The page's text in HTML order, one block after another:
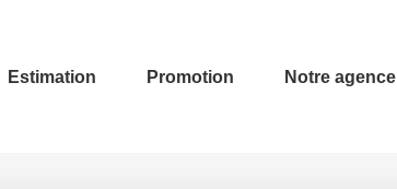
Estimation Promotion Notre agence